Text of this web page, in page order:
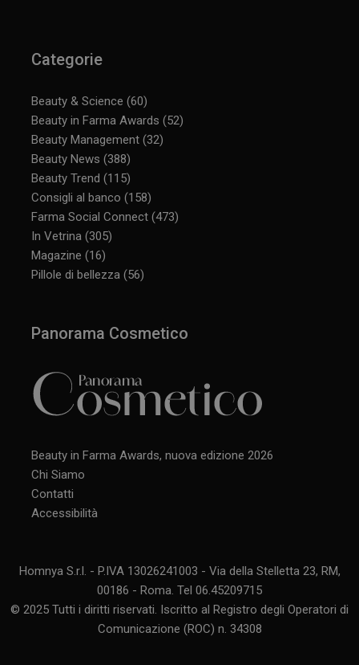
Categorie
Beauty & Science (60)
Beauty in Farma Awards (52)
Beauty Management (32)
Beauty News (388)
Beauty Trend (115)
Consigli al banco (158)
Farma Social Connect (473)
In Vetrina (305)
Magazine (16)
Pillole di bellezza (56)
Panorama Cosmetico
Beauty in Farma Awards, nuova edizione 2026
Chi Siamo
Contatti
Accessibilità
Homnya S.r.l. - P.IVA 13026241003 - Via della Stelletta 23, RM,
00186 - Roma. Tel 06.45209715
© 2025 Tutti i diritti riservati. Iscritto al Registro degli Operatori di
Comunicazione (ROC) n. 34308